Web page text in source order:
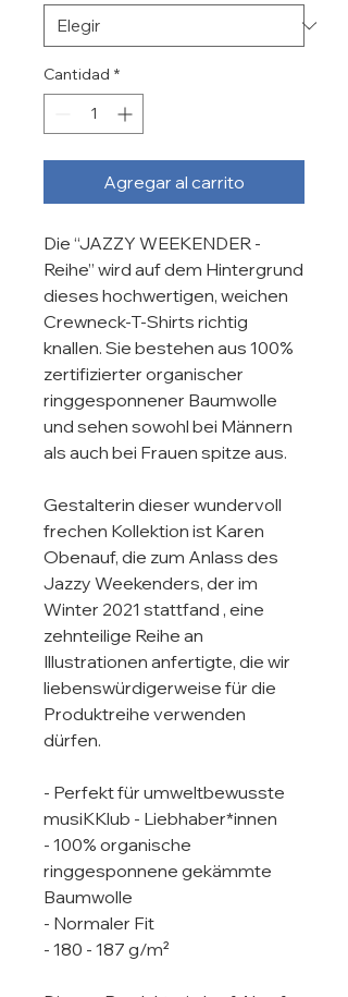
Cantidad *
Agregar al carrito
Die “JAZZY WEEKENDER -
Reihe” wird auf dem Hintergrund
dieses hochwertigen, weichen
Crewneck-T-Shirts richtig
knallen. Sie bestehen aus 100%
zertifizierter organischer
ringgesponnener Baumwolle
und sehen sowohl bei Männern
als auch bei Frauen spitze aus.
Gestalterin dieser wundervoll
frechen Kollektion ist Karen
Obenauf, die zum Anlass des
Jazzy Weekenders, der im
Winter 2021 stattfand , eine
zehnteilige Reihe an
Illustrationen anfertigte, die wir
liebenswürdigerweise für die
Produktreihe verwenden
dürfen.
- Perfekt für umweltbewusste
musiKKlub - Liebhaber*innen
- 100% organische
ringgesponnene gekämmte
Baumwolle
- Normaler Fit
- 180 - 187 g/m²